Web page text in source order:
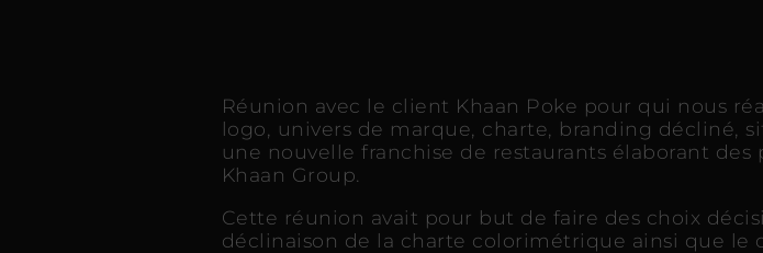
Réunion avec le client Khaan Poke pour qui nous
logo, univers de marque, charte, branding décliné,
une nouvelle franchise de restaurants élaborant
Khaan Group.
Cette réunion avait pour but de faire des choix
déclinaison de la charte colorimétrique ainsi que le